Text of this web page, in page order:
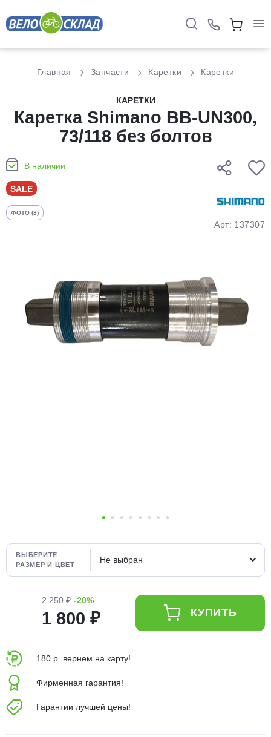
Главная Запчасти Каретки Каретки
КАРЕТКИ
Каретка Shimano BB-UN300,
73/118 без болтов
В наличии
SALE
ФОТО (8)
Арт: 137307
ВЫБЕРИТЕ
РАЗМЕР И ЦВЕТ
Не выбран
2 250 ₽ -20%
1 800 ₽ КУПИТЬ
180 р. вернем на карту!
Фирменная гарантия!
Гарантии лучшей цены!
оплатуна части
без переплат
График платежей
Добавляйте товары
в корзину
Оплачивайте сегодня только
об оплате Плайтом
25
недели
Остались вопросы?
8 800 302-02-51